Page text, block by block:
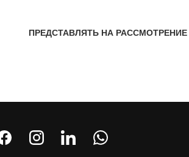
ПРЕДСТАВЛЯТЬ НА РАССМОТРЕНИЕ